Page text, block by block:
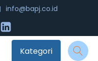
info@bapj.co.id
Kategori